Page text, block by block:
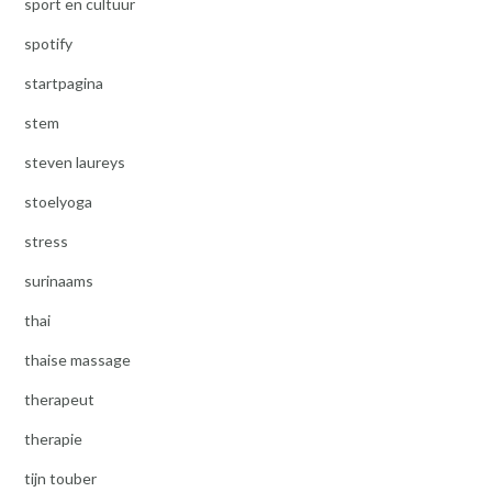
sport en cultuur
spotify
startpagina
stem
steven laureys
stoelyoga
stress
surinaams
thai
thaise massage
therapeut
therapie
tijn touber